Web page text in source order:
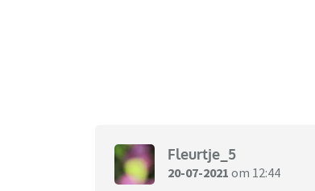
Fleurtje_5
20-07-2021 om 12:44